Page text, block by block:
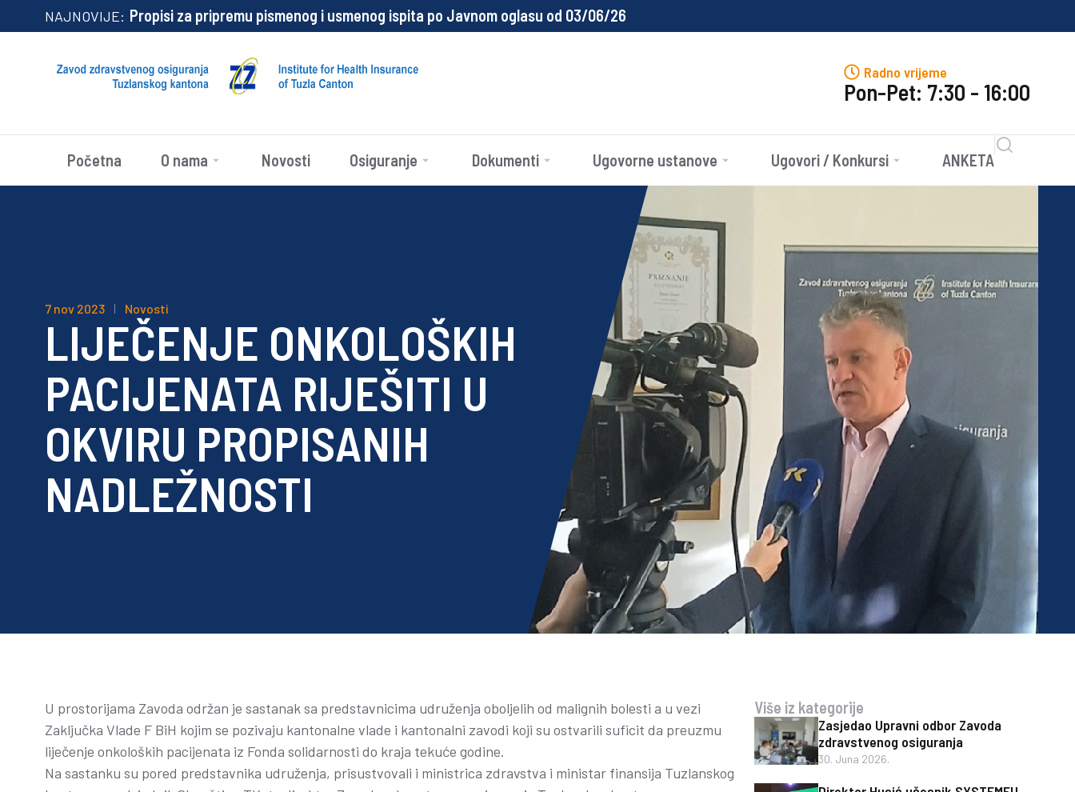
NAJNOVIJE:Propisi za pripremu pismenog i usmenog ispita po Javnom oglasu od 03/06/26
Radno vrijeme
Pon-Pet: 7:30 - 16:00
Početna O nama Novosti Osiguranje Dokumenti Ugovorne ustanove Ugovori / Konkursi ANKETA
7 nov 2023 Novosti
LIJEČENJE ONKOLOŠKIH
PACIJENATA RIJEŠITI U
OKVIRU PROPISANIH
NADLEŽNOSTI
U prostorijama Zavoda održan je sastanak sa predstavnicima udruženja oboljelih od malignih bolesti a u vezi
Zaključka Vlade F BiH kojim se pozivaju kantonalne vlade i kantonalni zavodi koji su ostvarili suficit da preuzmu
liječenje onkoloških pacijenata iz Fonda solidarnosti do kraja tekuće godine.
Na sastanku su pored predstavnika udruženja, prisustvovali i ministrica zdravstva i ministar finansija Tuzlanskog
Više iz kategorije
Zasjedao Upravni odbor Zavoda
zdravstvenog osiguranja
30. Juna 2026.